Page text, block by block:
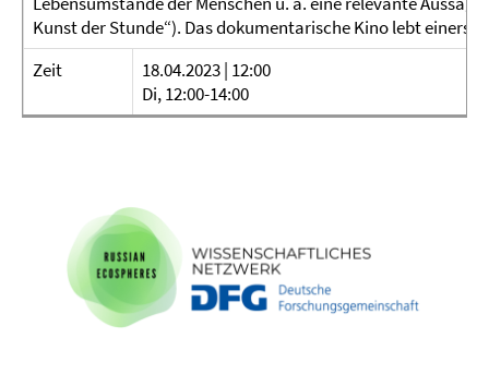
Kunst der Stunde“). Das dokumentarische Kino lebt
Zeit
18.04.2023 | 12:00
Di, 12:00-14:00